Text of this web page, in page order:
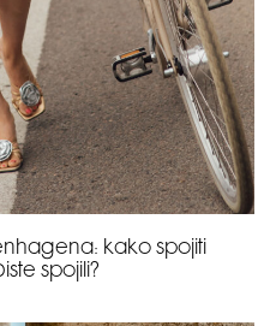
kako spojiti
spojili?